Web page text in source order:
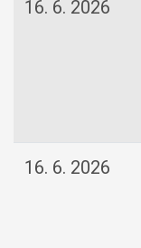
16. 6. 2026
16. 6. 2026